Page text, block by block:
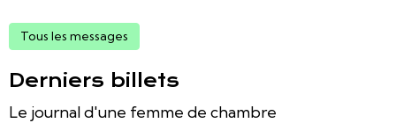
Tous les messages
Derniers billets
Le journal d'une femme de chambre